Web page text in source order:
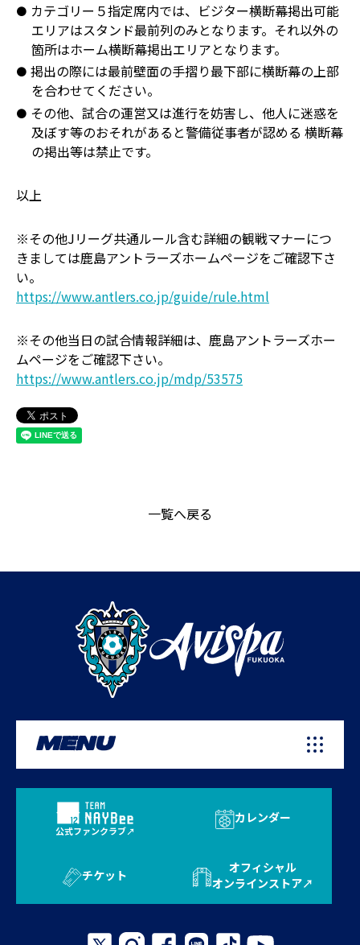
カテゴリー５指定席内では、ビジター横断幕掲出可能
エリアはスタンド最前列のみとなります。それ以外の
箇所はホーム横断幕掲出エリアとなります。
掲出の際には最前壁面の手摺り最下部に横断幕の上部
を合わせてください。
その他、試合の運営又は進行を妨害し、他人に迷惑を
及ぼす等のおそれがあると警備従事者が認める 横断幕
の掲出等は禁止です。
以上
※その他Jリーグ共通ルール含む詳細の観戦マナーにつ
きましては鹿島アントラーズホームページをご確認下さ
い。
https://www.antlers.co.jp/guide/rule.html
※その他当日の試合情報詳細は、鹿島アントラーズホー
ムページをご確認下さい。
https://www.antlers.co.jp/mdp/53575
一覧へ戻る
MENU
公式ファンクラブ
カレンダー
チケット
オフィシャル
オンラインストア